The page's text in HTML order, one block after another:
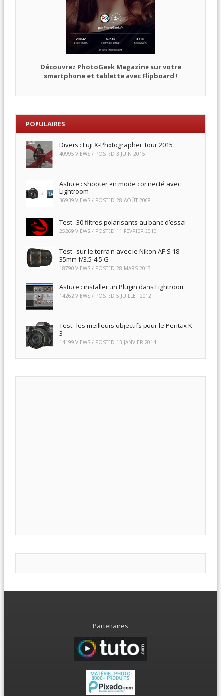
Découvrez PhotoGeek Magazine sur votre
smartphone et tablette avec Flipboard !
POPULAIRES
Divers : Fuji X-Photographer Tour 2015
40995 VIEWS / POSTED 3 JUIN 2015
Astuce : shooter en mode connecté avec
Lightroom
36939 VIEWS / POSTED 28 AOÛT 2008
Test : 30 filtres polarisants au banc d’essai
25269 VIEWS / POSTED 11 FÉVRIER 2010
Test : sur le terrain avec le Nikon AF-S 18-
35mm f/3.5-4.5 G
18790 VIEWS / POSTED 28 MARS 2013
Astuce : installer un Plugin dans Lightroom
14262 VIEWS / POSTED 5 JUILLET 2012
Test : les meilleurs objectifs pour le Pentax K-
3
14199 VIEWS / POSTED 13 JANVIER 2014
Partenaires